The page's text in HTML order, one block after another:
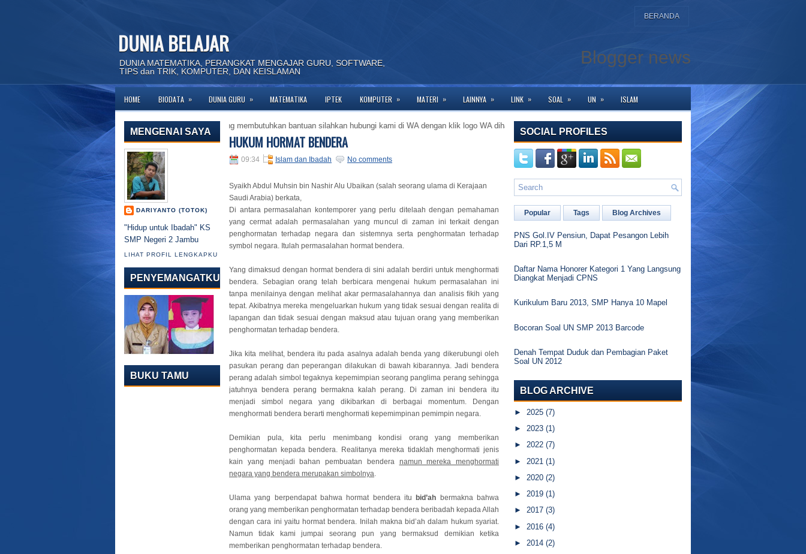
BERANDA
DUNIA BELAJAR
DUNIA MATEMATIKA, PERANGKAT MENGAJAR GURU, SOFTWARE,
TIPS dan TRIK, KOMPUTER, DAN KEISLAMAN
Blogger news
HOME BIODATA » DUNIA GURU » MATEMATIKA IPTEK KOMPUTER » MATERI » LAINNYA » LINK » SOAL » UN » ISLAM
MENGENAI SAYA
DARIYANTO (TOTOK)
"Hidup untuk Ibadah" KS
SMP Negeri 2 Jambu
LIHAT PROFIL LENGKAPKU
PENYEMANGATKU
BUKU TAMU
Terima kasih telah berkunjung ke halaman ini. Bagi yang membutuhkan bantuan silahkan hubungi kami di WA dengan klik logo WA dihalaman ini dan bagi yang akan melihat koleksi video tugas pendidikan calon guru
HUKUM HORMAT BENDERA
09:34 Islam dan Ibadah No comments
Syaikh Abdul Muhsin bin Nashir Alu Ubaikan (salah seorang ulama di Kerajaan
Saudi Arabia) berkata,
Di antara permasalahan kontemporer yang perlu ditelaah dengan pemahaman
yang cermat adalah permasalahan yang muncul di zaman ini terkait dengan
penghormatan terhadap negara dan sistemnya serta penghormatan terhadap
symbol negara. Itulah permasalahan hormat bendera.
Yang dimaksud dengan hormat bendera di sini adalah berdiri untuk menghormati
bendera. Sebagian orang telah berbicara mengenai hukum permasalahan ini
tanpa menilainya dengan melihat akar permasalahannya dan analisis fikih yang
tepat. Akibatnya mereka mengeluarkan hukum yang tidak sesuai dengan realita di
lapangan dan tidak sesuai dengan maksud atau tujuan orang yang memberikan
penghormatan terhadap bendera.
Jika kita melihat, bendera itu pada asalnya adalah benda yang dikerubungi oleh
pasukan perang dan peperangan dilakukan di bawah kibarannya. Jadi bendera
perang adalah simbol tegaknya kepemimpian seorang panglima perang sehingga
jatuhnya bendera perang bermakna kalah perang. Di zaman ini bendera itu
menjadi simbol negara yang dikibarkan di berbagai momentum. Dengan
menghormati bendera berarti menghormati kepemimpinan pemimpin negara.
Demikian pula, kita perlu menimbang kondisi orang yang memberikan
penghormatan kepada bendera. Realitanya mereka tidaklah menghormati jenis
kain yang menjadi bahan pembuatan bendera namun mereka menghormati
negara yang bendera merupakan simbolnya.
Ulama yang berpendapat bahwa hormat bendera itu bid’ah bermakna bahwa
orang yang memberikan penghormatan terhadap bendera beribadah kepada Allah
dengan cara ini yaitu hormat bendera. Inilah makna bid’ah dalam hukum syariat.
Namun tidak kami jumpai seorang pun yang bermaksud demikian ketika
memberikan penghormatan terhadap bendera.
SOCIAL PROFILES
Popular Tags Blog Archives
PNS Gol.IV Pensiun, Dapat Pesangon Lebih
Dari RP.1,5 M
Daftar Nama Honorer Kategori 1 Yang Langsung
Diangkat Menjadi CPNS
Kurikulum Baru 2013, SMP Hanya 10 Mapel
Bocoran Soal UN SMP 2013 Barcode
Denah Tempat Duduk dan Pembagian Paket
Soal UN 2012
BLOG ARCHIVE
► 2025 (7)
► 2023 (1)
► 2022 (7)
► 2021 (1)
► 2020 (2)
► 2019 (1)
► 2017 (3)
► 2016 (4)
► 2014 (2)